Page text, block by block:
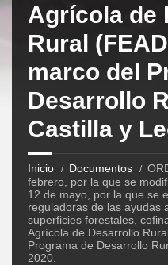
Agrícola de
Rural
marco del
Desarrollo
Castilla y
Inicio Documentos
febrero, por la que se
12 de mayo, por la que se
reguladoras de las ayudas
superficies forestales,
Agrícola de Desarrollo
Programa de Desarrollo
2020.